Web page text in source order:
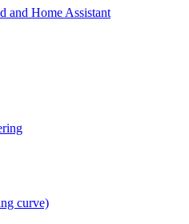
and Home Assistant
curve)